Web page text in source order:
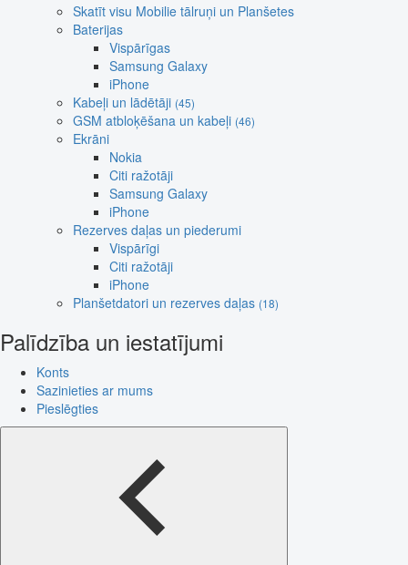
Skatīt visu Mobilie tālruņi un Planšetes
Baterijas
Vispārīgas
Samsung Galaxy
iPhone
Kabeļi un lādētāji (45)
GSM atbloķēšana un kabeļi (46)
Ekrāni
Nokia
Citi ražotāji
Samsung Galaxy
iPhone
Rezerves daļas un piederumi
Vispārīgi
Citi ražotāji
iPhone
Planšetdatori un rezerves daļas (18)
Palīdzība un iestatījumi
Konts
Sazinieties ar mums
Pieslēgties